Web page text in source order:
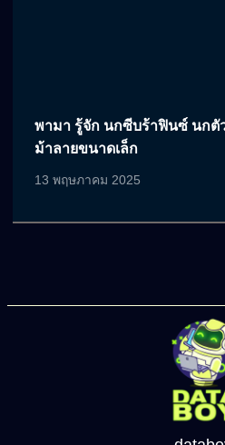
พามา รู้จัก นกซีบร้าฟินซ์ นกตั
ม้าลายขนาดเล็ก
13 พฤษภาคม 2025